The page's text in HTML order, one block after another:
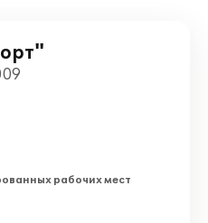
рабочих мест